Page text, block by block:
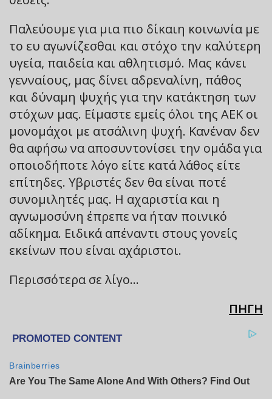
Παλεύουμε για μια πιο δίκαιη κοινωνία με
το ευ αγωνίζεσθαι και στόχο την καλύτερη
υγεία, παιδεία και αθλητισμό. Μας κάνει
γενναίους, μας δίνει αδρεναλίνη, πάθος
και δύναμη ψυχής για την κατάκτηση των
στόχων μας. Είμαστε εμείς όλοι της ΑΕΚ οι
μονομάχοι με ατσάλινη ψυχή. Κανέναν δεν
θα αφήσω να αποσυντονίσει την ομάδα για
οποιοδήποτε λόγο είτε κατά λάθος είτε
επίτηδες. Υβριστές δεν θα είναι ποτέ
συνομιλητές μας. Η αχαριστία και η
αγνωμοσύνη έπρεπε να ήταν ποινικό
αδίκημα. Ειδικά απέναντι στους γονείς
εκείνων που είναι αχάριστοι.
Περισσότερα σε λίγο…
ΠΗΓΗ